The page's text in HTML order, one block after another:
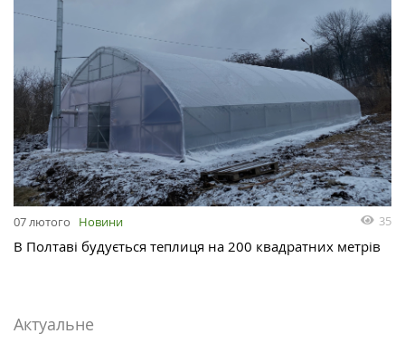
07 лютого Новини 35
В Полтаві будується теплиця на 200 квадратних метрів
Актуальне